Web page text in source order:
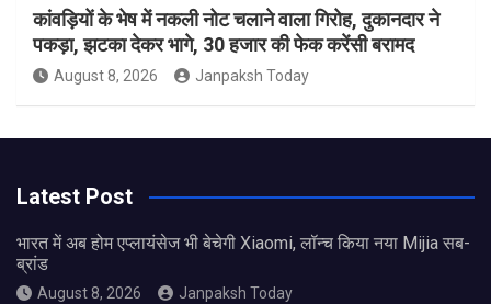
कांवड़ियों के भेष में नकली नोट चलाने वाला गिरोह, दुकानदार ने
पकड़ा, झटका देकर भागे, 30 हजार की फेक करेंसी बरामद
August 8, 2026 Janpaksh Today
Latest Post
भारत में अब होम एप्लायंसेज भी बेचेगी Xiaomi, लॉन्च किया नया Mijia सब-
ब्रांड
August 8, 2026 Janpaksh Today